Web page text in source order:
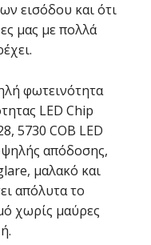
εισόδου και ότι
μας με πολλά
φωτεινότητα
LED Chip
5730 COB LED
απόδοσης,
μαλακό και
απόλυτα το
χωρίς μαύρες